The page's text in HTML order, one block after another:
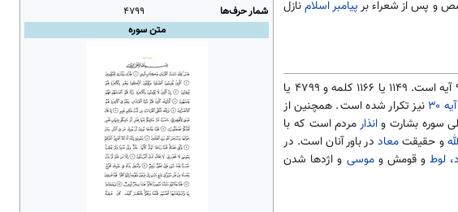
شمار حرف‌ها
۴۷۹۹
متن سوره
و پس از شعراء برپیامبر اسلامنازل
کوفی ۹۳ آیه، ۹۴ آیه در نزد بصریان و شامیان و به پیش قراء حجازی ۹۵ آیه است. ۱۱۴۹ یا ۱۱۶۶ کلمه و ۴۷۹۹ یا
آیه ۳۰
نیز تکرار شده است. همچنین از
سوره بشارت وانذارمردم است که با
و حقیقتمعاد در باور آنان است. در
،لوط و قومش وموسی و اژدها شدن